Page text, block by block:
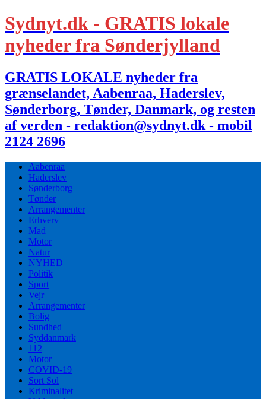
Sydnyt.dk - GRATIS lokale
nyheder fra Sønderjylland
GRATIS LOKALE nyheder fra
grænselandet, Aabenraa, Haderslev,
Sønderborg, Tønder, Danmark, og resten
af verden - redaktion@sydnyt.dk - mobil
2124 2696
Aabenraa
Haderslev
Sønderborg
Tønder
Arrangementer
Erhverv
Mad
Motor
Natur
NYHED
Politik
Sport
Vejr
Arrangementer
Bolig
Sundhed
Syddanmark
112
Motor
COVID-19
Sort Sol
Kriminalitet